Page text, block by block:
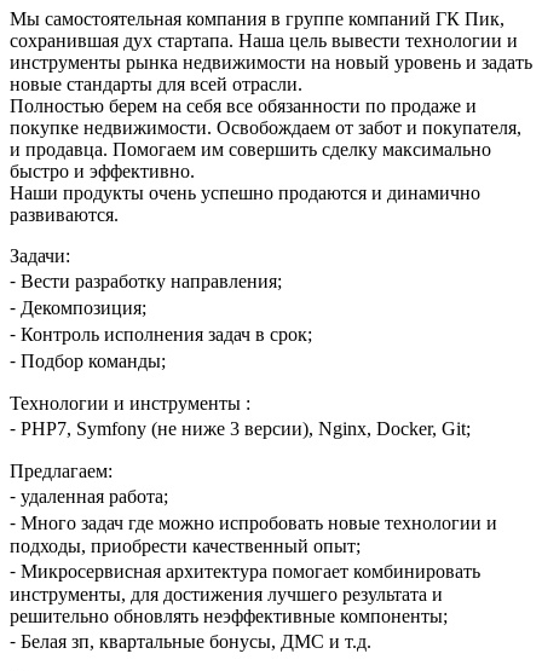
Мы самостоятельная компания в группе компаний ГК Пик,
сохранившая дух стартапа. Наша цель вывести технологии и
инструменты рынка недвижимости на новый уровень и задать
новые стандарты для всей отрасли.
Полностью берем на себя все обязанности по продаже и
покупке недвижимости. Освобождаем от забот и покупателя,
и продавца. Помогаем им совершить сделку максимально
быстро и эффективно.
Наши продукты очень успешно продаются и динамично
развиваются.
Задачи:
⁃ Вести разработку направления;
⁃ Декомпозиция;
⁃ Контроль исполнения задач в срок;
⁃ Подбор команды;
Технологии и инструменты :
⁃ PHP7, Symfony (не ниже 3 версии), Nginx, Docker, Git;
Предлагаем:
⁃ удаленная работа;
⁃ Много задач где можно испробовать новые технологии и
подходы, приобрести качественный опыт;
⁃ Микросервисная архитектура помогает комбинировать
инструменты, для достижения лучшего результата и
решительно обновлять неэффективные компоненты;
⁃ Белая зп, квартальные бонусы, ДМС и т.д.